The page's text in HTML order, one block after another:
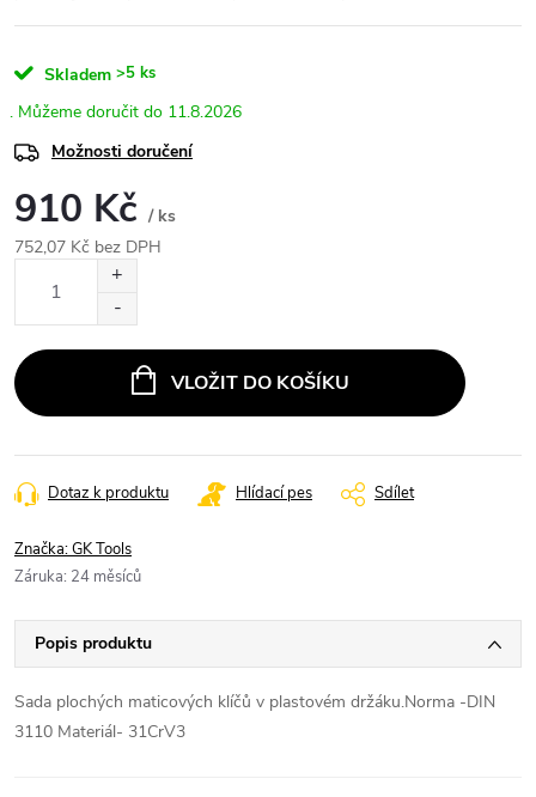
Skladem >5 ks
11.8.2026
Možnosti doručení
910 Kč / ks
752,07 Kč bez DPH
VLOŽIT DO KOŠÍKU
Dotaz k produktu Hlídací pes Sdílet
Značka:GK Tools
Záruka: 24 měsíců
Popis produktu
Sada plochých maticových klíčů v plastovém držáku.Norma -DIN
3110 Materiál- 31CrV3